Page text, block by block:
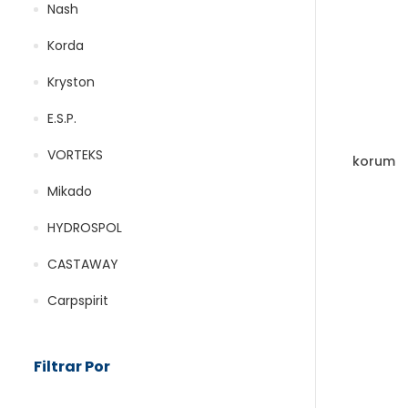
Nash
Korda
Kryston
E.S.P.
VORTEKS
Mikado
HYDROSPOL
CASTAWAY
Carpspirit
Filtrar Por
korum